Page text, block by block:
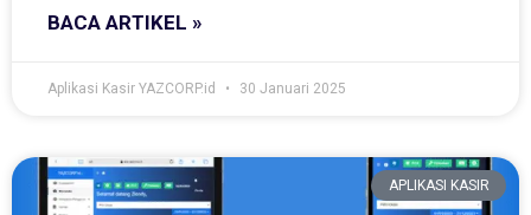
BACA ARTIKEL »
Aplikasi Kasir YAZCORP.id 30 Januari 2025
APLIKASI KASIR